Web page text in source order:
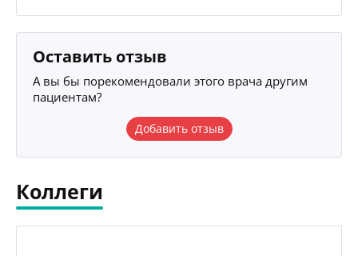
Оставить отзыв
А вы бы порекомендовали этого врача другим
пациентам?
Добавить отзыв
Коллеги